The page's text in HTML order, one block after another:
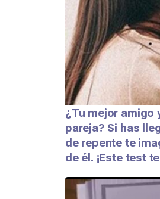
¿Tu mejor amigo
pareja? Si has
de repente te
de él. ¡Este test